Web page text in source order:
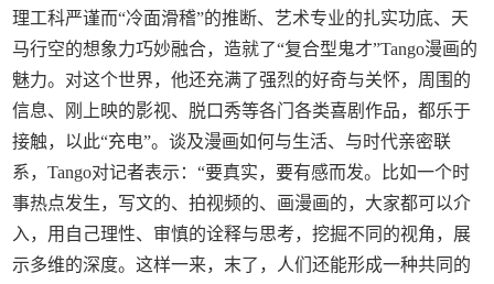
理工科严谨而“冷面滑稽”的推断、艺术专业的扎实功底、天
马行空的想象力巧妙融合，造就了“复合型鬼才”Tango漫画的
魅力。对这个世界，他还充满了强烈的好奇与关怀，周围的
信息、刚上映的影视、脱口秀等各门各类喜剧作品，都乐于
接触，以此“充电”。谈及漫画如何与生活、与时代亲密联
系，Tango对记者表示：“要真实，要有感而发。比如一个时
事热点发生，写文的、拍视频的、画漫画的，大家都可以介
入，用自己理性、审慎的诠释与思考，挖掘不同的视角，展
示多维的深度。这样一来，末了，人们还能形成一种共同的